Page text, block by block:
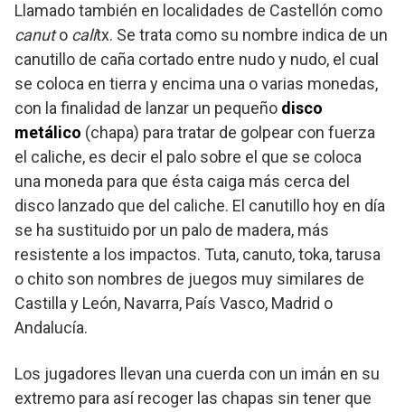
Llamado también en localidades de Castellón como
canuto calitx. Se trata como su nombre indica de un
canutillo de caña cortado entre nudo y nudo, el cual
se coloca en tierra y encima una o varias monedas,
con la finalidad de lanzar un pequeño disco
metálico (chapa) para tratar de golpear con fuerza
el caliche, es decir el palo sobre el que se coloca
una moneda para que ésta caiga más cerca del
disco lanzado que del caliche. El canutillo hoy en día
se ha sustituido por un palo de madera, más
resistente a los impactos. Tuta, canuto, toka, tarusa
o chito son nombres de juegos muy similares de
Castilla y León, Navarra, País Vasco, Madrid o
Andalucía.
Los jugadores llevan una cuerda con un imán en su
extremo para así recoger las chapas sin tener que